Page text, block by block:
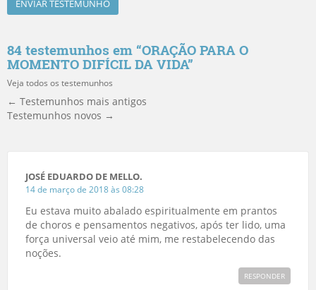
84 testemunhos em “ORAÇÃO PARA O
MOMENTO DIFÍCIL DA VIDA”
Veja todos os testemunhos
← Testemunhos mais antigos
Testemunhos novos →
JOSÉ EDUARDO DE MELLO.
14 de março de 2018 às 08:28
Eu estava muito abalado espiritualmente em prantos
de choros e pensamentos negativos, após ter lido, uma
força universal veio até mim, me restabelecendo das
noções.
RESPONDER